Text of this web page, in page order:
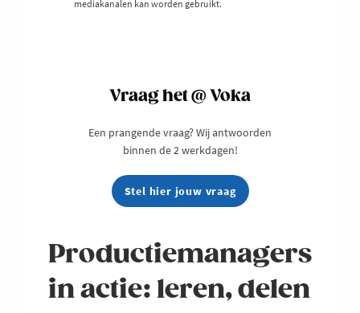
Productiemanagers
in actie: leren, delen
mediakanalen kan worden gebruikt.
Vraag het @ Voka
Een prangende vraag? Wij antwoorden
binnen de 2 werkdagen!
Stel hier jouw vraag